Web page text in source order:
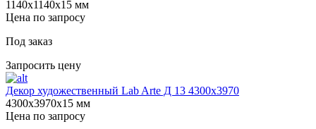
1140х1140х15 мм
Цена по запросу
Под заказ
Запросить цену
Декор художественный Lab Arte Д 13 4300х3970
4300х3970х15 мм
Цена по запросу